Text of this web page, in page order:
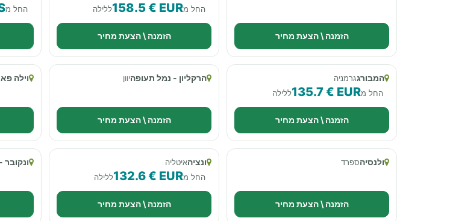
הזמנה \ הצעת מחיר
החל מ158.5 € EURללילה
הזמנה \ הצעת מחיר
החל מ
המבורגגרמניה
החל מ135.7 € EURללילה
הזמנה \ הצעת מחיר
הרקליון - נמל תעופהיוון
הזמנה \ הצעת מחיר
וילה
ולנסיהספרד
הזמנה \ הצעת מחיר
ונציהאיטליה
החל מ132.6 € EURללילה
הזמנה \ הצעת מחיר
ונקובר